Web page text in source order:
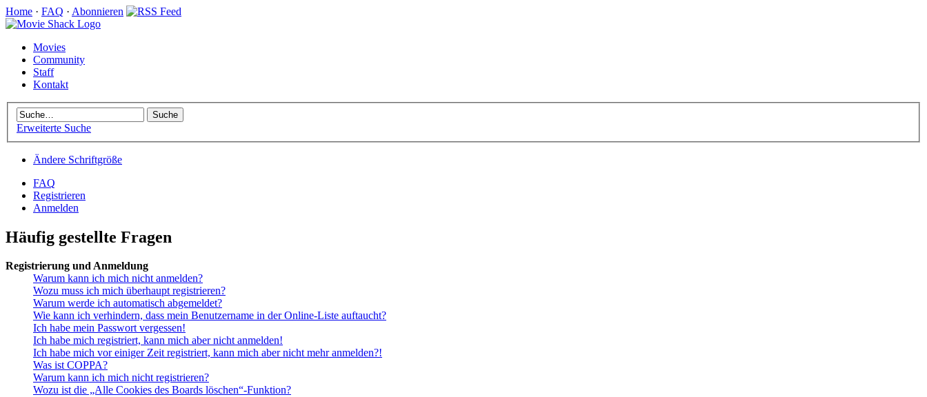
Home · FAQ · Abonnieren
Movies
Community
Staff
Kontakt
Erweiterte Suche
Ändere Schriftgröße
FAQ
Registrieren
Anmelden
Häufig gestellte Fragen
Registrierung und Anmeldung
Warum kann ich mich nicht anmelden?
Wozu muss ich mich überhaupt registrieren?
Warum werde ich automatisch abgemeldet?
Wie kann ich verhindern, dass mein Benutzername in der Online-Liste auftaucht?
Ich habe mein Passwort vergessen!
Ich habe mich registriert, kann mich aber nicht anmelden!
Ich habe mich vor einiger Zeit registriert, kann mich aber nicht mehr anmelden?!
Was ist COPPA?
Warum kann ich mich nicht registrieren?
Wozu ist die „Alle Cookies des Boards löschen“-Funktion?